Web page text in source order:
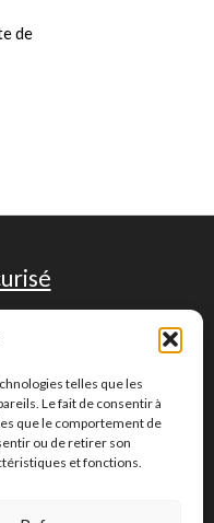
telles que les
Le fait de consentir à
que le comportement de
ou de retirer son
et fonctions.
de